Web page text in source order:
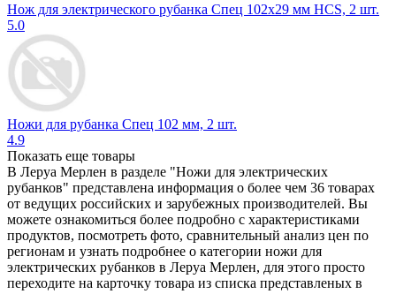
Нож для электрического рубанка Спец 102x29 мм HCS, 2 шт.
5.0
Ножи для рубанка Спец 102 мм, 2 шт.
4.9
Показать еще товары
В Леруа Мерлен в разделе "Ножи для электрических
рубанков" представлена информация о более чем 36 товарах
от ведущих российских и зарубежных производителей. Вы
можете ознакомиться более подробно c характеристиками
продуктов, посмотреть фото, сравнительный анализ цен по
регионам и узнать подробнее о категории ножи для
электрических рубанков в Леруа Мерлен, для этого просто
переходите на карточку товара из списка представленых в